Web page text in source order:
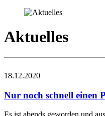
Aktuelles
18.12.2020
Nur noch schnell einen